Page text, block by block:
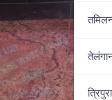
त्रिपुरा